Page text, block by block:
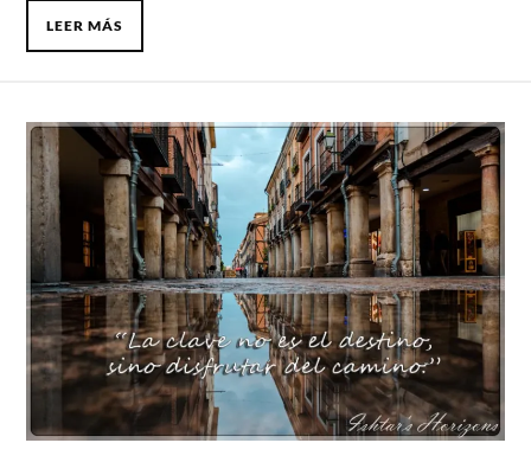
LEER MÁS